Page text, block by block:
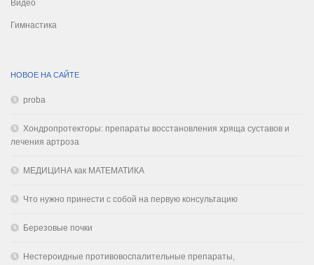
Видео
Гимнастика
НОВОЕ НА САЙТЕ
proba
Хондропротекторы: препараты восстановления хряща суставов и
лечения артроза
МЕДИЦИНА как МАТЕМАТИКА
Что нужно принести с собой на первую консультацию
Березовые почки
Нестероидные противовоспалительные препараты,